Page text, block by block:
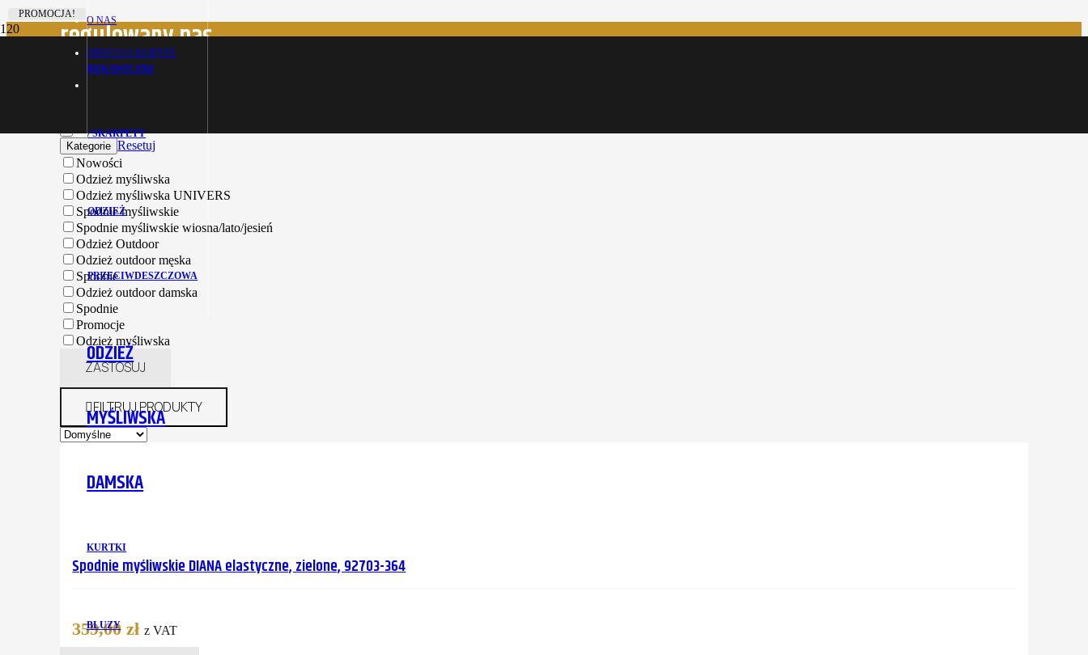
O NAS
OBSŁUGA KLIENTA
RĘKAWICZKI
/ SKARPETY
ODZIEŻ
PRZECIWDESZCZOWA
ODZIEŻ
MYŚLIWSKA
DAMSKA
KURTKI
BLUZY
regulowany pas
Strona główna
Kategorie Resetuj
Nowości
Odzież myśliwska
Odzież myśliwska UNIVERS
Spodnie myśliwskie
Spodnie myśliwskie wiosna/lato/jesień
Odzież Outdoor
Odzież outdoor męska
Spodnie
Odzież outdoor damska
Spodnie
Promocje
Odzież myśliwska
ZASTOSUJ
FILTRUJ PRODUKTY
Spodnie myśliwskie DIANA elastyczne, zielone, 92703-364
359,00zł z VAT
PROMOCJA!